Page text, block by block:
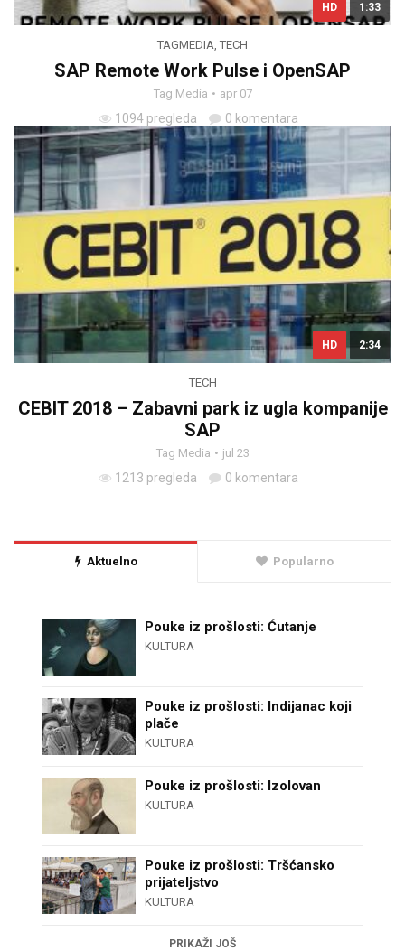
HD 1:33
TAGMEDIA, TECH
SAP Remote Work Pulse i OpenSAP
Tag Media apr 07
1094 pregleda 0 komentara
HD 2:34
TECH
CEBIT 2018 – Zabavni park iz ugla kompanije
SAP
Tag Media jul 23
1213 pregleda 0 komentara
Aktuelno Popularno
Pouke iz prošlosti: Ćutanje
KULTURA
Pouke iz prošlosti: Indijanac koji
plače
KULTURA
Pouke iz prošlosti: Izolovan
KULTURA
Pouke iz prošlosti: Tršćansko
prijateljstvo
KULTURA
PRIKAŽI JOŠ